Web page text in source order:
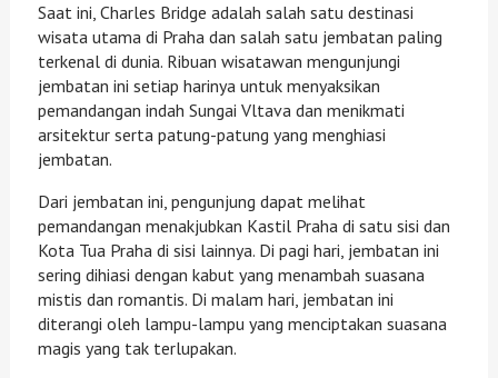
Saat ini, Charles Bridge adalah salah satu destinasi
wisata utama di Praha dan salah satu jembatan paling
terkenal di dunia. Ribuan wisatawan mengunjungi
jembatan ini setiap harinya untuk menyaksikan
pemandangan indah Sungai Vltava dan menikmati
arsitektur serta patung-patung yang menghiasi
jembatan.
Dari jembatan ini, pengunjung dapat melihat
pemandangan menakjubkan Kastil Praha di satu sisi dan
Kota Tua Praha di sisi lainnya. Di pagi hari, jembatan ini
sering dihiasi dengan kabut yang menambah suasana
mistis dan romantis. Di malam hari, jembatan ini
diterangi oleh lampu-lampu yang menciptakan suasana
magis yang tak terlupakan.